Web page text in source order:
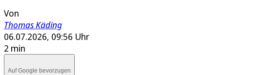
Von
Thomas Käding
06.07.2026, 09:56 Uhr
2 min
Auf Google bevorzugen